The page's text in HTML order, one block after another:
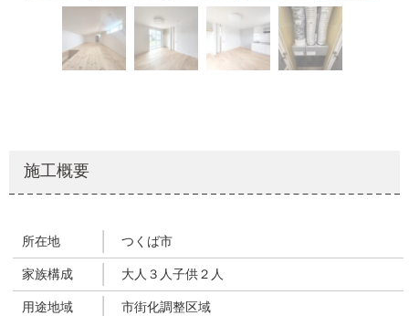
施工概要
所在地 つくば市
家族構成 大人３人子供２人
用途地域 市街化調整区域